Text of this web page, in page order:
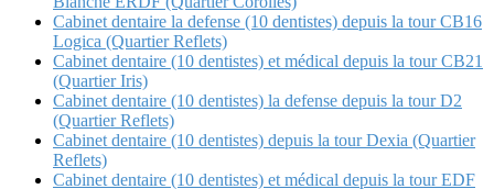
Cabinet dentaire la defense (10 dentistes) depuis la tour CB16
Logica (Quartier Reflets)
Cabinet dentaire (10 dentistes) et médical depuis la tour CB21
(Quartier Iris)
Cabinet dentaire (10 dentistes) la defense depuis la tour D2
(Quartier Reflets)
Cabinet dentaire (10 dentistes) depuis la tour Dexia (Quartier
Reflets)
Cabinet dentaire (10 dentistes) et médical depuis la tour EDF